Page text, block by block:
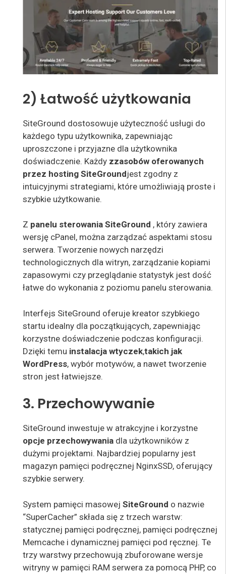
2) Łatwość użytkowania
SiteGround dostosowuje użyteczność usługi do
każdego typu użytkownika, zapewniając
uproszczone i przyjazne dla użytkownika
doświadczenie. Każdy zzasobów oferowanych
przez hosting SiteGroundjest zgodny z
intuicyjnymi strategiami, które umożliwiają proste i
szybkie użytkowanie.
Z panelu sterowania SiteGround , który zawiera
wersję cPanel, można zarządzać aspektami stosu
serwera. Tworzenie nowych narzędzi
technologicznych dla witryn, zarządzanie kopiami
zapasowymi czy przeglądanie statystyk jest dość
łatwe do wykonania z poziomu panelu sterowania.
Interfejs SiteGround oferuje kreator szybkiego
startu idealny dla początkujących, zapewniając
korzystne doświadczenie podczas konfiguracji.
Dzięki temu instalacja wtyczek,takich jak
WordPress, wybór motywów, a nawet tworzenie
stron jest łatwiejsze.
3. Przechowywanie
SiteGround inwestuje w atrakcyjne i korzystne
opcje przechowywania dla użytkowników z
dużymi projektami. Najbardziej popularny jest
magazyn pamięci podręcznej NginxSSD, oferujący
szybkie serwery.
System pamięci masowej SiteGround o nazwie
“SuperCacher” składa się z trzech warstw:
statycznej pamięci podręcznej, pamięci podręcznej
Memcache i dynamicznej pamięci pod ręcznej. Te
trzy warstwy przechowują zbuforowane wersje
witryny w pamięci RAM serwera za pomocą PHP, co